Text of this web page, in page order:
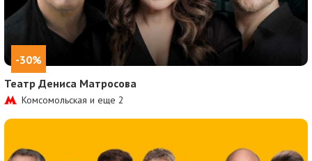
-30%
Театр Дениса Матросова
Комсомольская и еще2